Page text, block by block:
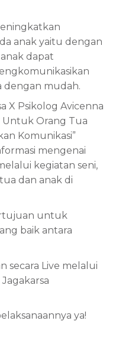
anak yaitu dengan
dapat
dengan mudah.
X Psikolog Avicenna
Untuk Orang Tua
Komunikasi”
mengenai
kegiatan seni,
dan anak di
untuk
baik antara
secara Live melalui
ya!